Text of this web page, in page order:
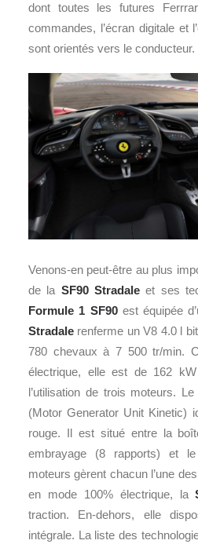
dont toutes les futures
commandes, l’écran digitale et
sont orientés vers le conducteur.
Venons-en peut-être au plus
de la SF90 Stradale et ses
Formule 1 SF90est équipée
Stradale renferme un V8 4.0 l
780 chevaux à 7 500 tr/min.
électrique, elle est de 162
l’utilisation de trois moteurs.
(Motor Generator Unit Kinetic)
rouge. Il est situé entre la
embrayage (8 rapports) et
moteurs gèrent chacun l’une
en mode 100% électrique, la
traction. En-dehors, elle
intégrale. La liste des